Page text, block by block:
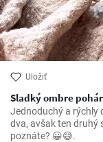
Uložiť
Sladký ombre
Jednoduchý a rýchly
dva, avšak ten druhý
poznáte? 😀😅.